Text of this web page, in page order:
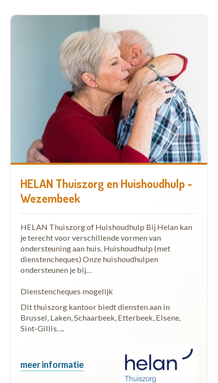
HELAN Thuiszorg en Huishoudhulp -
Wezembeek
HELAN Thuiszorg of Huishoudhulp Bij Helan kan
je terecht voor verschillende vormen van
ondersteuning aan huis. Huishoudhulp (met
dienstencheques) Onze huishoudhulpen
ondersteunen je bij…
Dienstencheques mogelijk
Dit thuiszorg kantoor biedt diensten aan in
Brussel, Laken, Schaarbeek, Etterbeek, Elsene,
Sint-Gillis, ...
meer informatie